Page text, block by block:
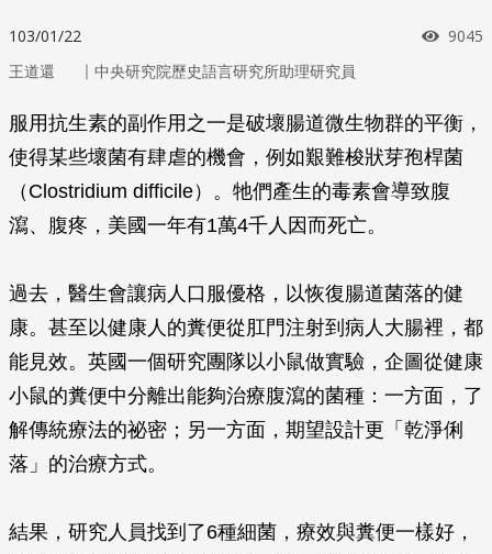
103/01/22 瀏覽
9045
王道還 ｜ 中央研究院歷史語言研究所助理研究員
服用抗生素的副作用之一是破壞腸道微生物群的平衡，
使得某些壞菌有肆虐的機會，例如艱難梭狀芽孢桿菌
（ Clostridium difficile）。牠們產生的毒素會導致腹
瀉、腹疼，美國一年有1萬4千人因而死亡。
過去，醫生會讓病人口服優格，以恢復腸道菌落的健
康。甚至以健康人的糞便從肛門注射到病人大腸裡，都
能見效。英國一個研究團隊以小鼠做實驗，企圖從健康
小鼠的糞便中分離出能夠治療腹瀉的菌種：一方面，了
解傳統療法的祕密；另一方面，期望設計更「乾淨俐
落」的治療方式。
結果，研究人員找到了6種細菌，療效與糞便一樣好，